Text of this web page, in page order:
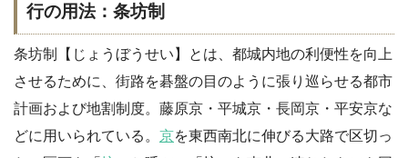
行の用法：条坊制
条坊制【じょうぼうせい】とは、都城内地の利便性を向上
させるために、街路を碁盤の目のように張り巡らせる都市
計画および地割制度。藤原京・平城京・長岡京・平安京な
どに用いられている。 京を東西南北に伸びる大路で区切っ